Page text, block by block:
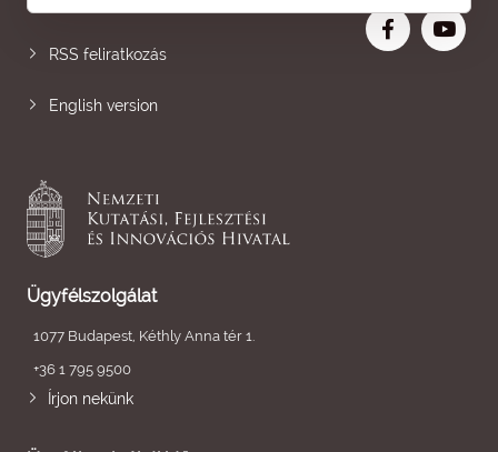
RSS feliratkozás
English version
Ügyfélszolgálat
1077 Budapest, Kéthly Anna tér 1.
+36 1 795 9500
Írjon nekünk